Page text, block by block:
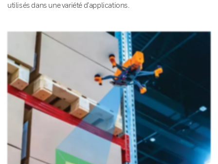
utilisés dans une variété d’applications.